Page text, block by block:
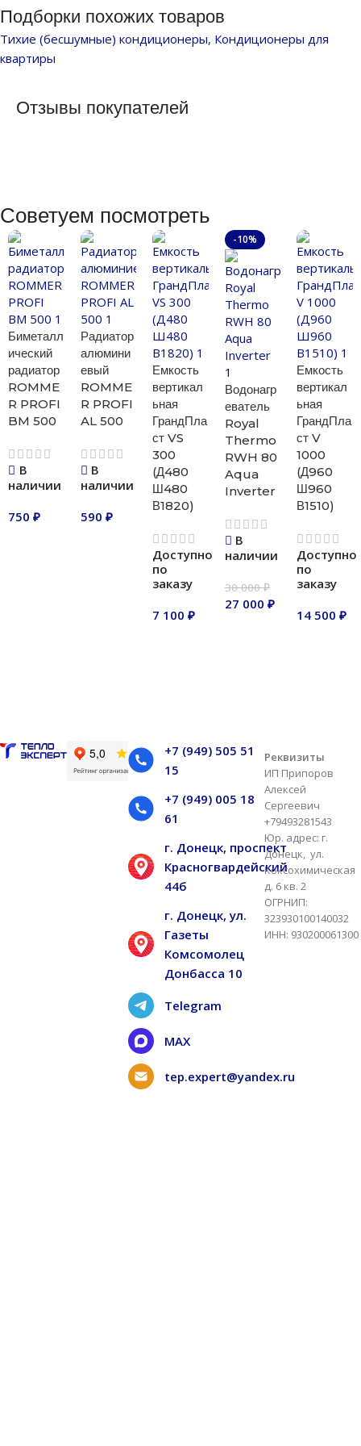
Подборки похожих товаров
Тихие (бесшумные) кондиционеры, Кондиционеры для
квартиры
Отзывы покупателей
Советуем посмотреть
Биметалл
ический
радиатор
ROMME
R PROFI
BM 500
В
наличии
750 ₽
Радиатор
алюмини
евый
ROMME
R PROFI
AL 500
В
наличии
590 ₽
Емкость
вертикал
ьная
ГрандПла
ст VS
300
(Д480
Ш480
В1820)
Доступно
по
заказу
7 100₽
-10%
Водонагр
еватель
Royal
Thermo
RWH 80
Aqua
Inverter
В
наличии
30 000₽
27 000 ₽
Емкость
вертикал
ьная
ГрандПла
ст V
1000
(Д960
Ш960
В1510)
Доступно
по
заказу
14 500₽
+7 (949) 505 51
15
+7 (949) 005 18
61
г. Донецк, проспект
Красногвардейский
44б
г. Донецк, ул.
Газеты
Комсомолец
Донбасса 10
Telegram
MAX
tep.expert@yandex.ru
Реквизиты
ИП Припоров
Алексей
Сергеевич
+79493281543
Юр. адрес: г.
Донецк, ул.
Коксохимическая
д. 6 кв. 2
ОГРНИП:
323930100140032
ИНН: 930200061300